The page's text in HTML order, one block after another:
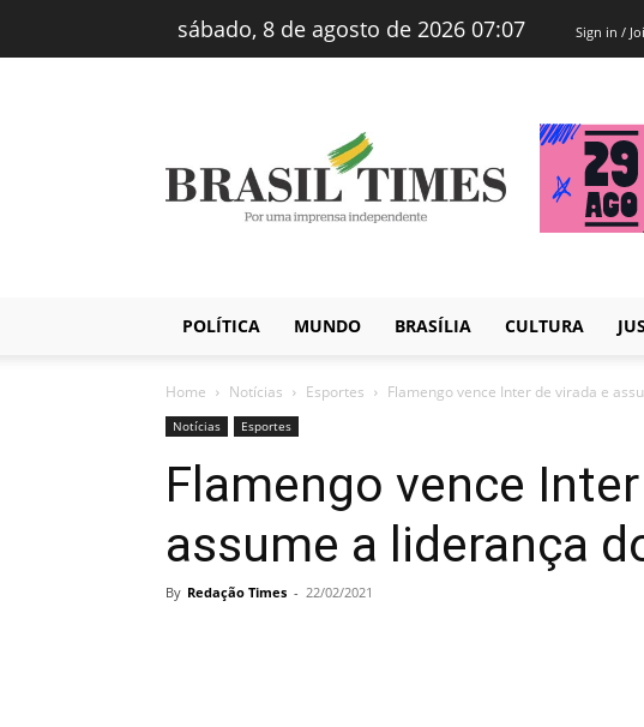
sábado, 8 de agosto de 2026 07:07 Sign in /
Brasiltimes
–
Notícias
POLÍTICA MUNDO BRASÍLIA CULTURA
Home Notícias Esportes Flamengo vence Inter de virada e
Notícias Esportes
Flamengo vence
assume a liderança
By Redação Times - 22/02/2021